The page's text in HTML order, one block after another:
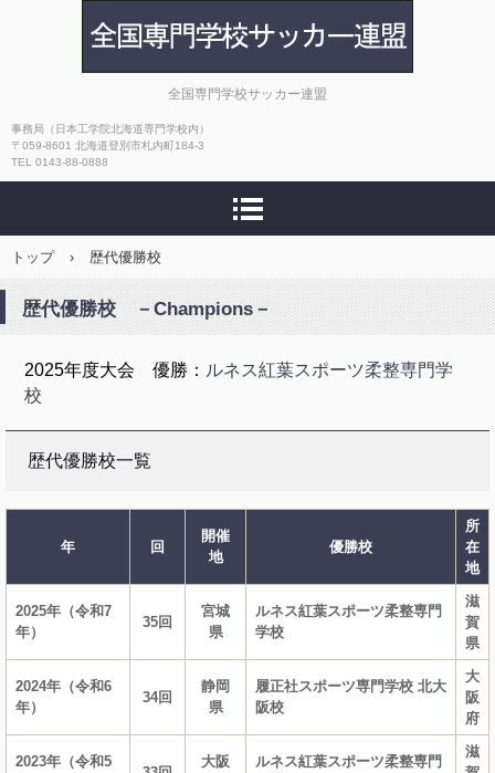
JVFA
全国専門学校サッカー連盟
事務局（日本工学院北海道専門学校内）
〒059-8601 北海道登別市札内町184-3
TEL 0143-88-0888
トップ › 歴代優勝校
歴代優勝校 －Champions－
2025年度大会 優勝： ルネス紅葉スポーツ柔整専門学
校
歴代優勝校一覧
年 回
開催
地
優勝校
所
在
地
2025年（令和7
年）
35回
宮城
県
ルネス紅葉スポーツ柔整専門
学校
滋
賀
県
2024年（令和6
年）
34回
静岡
県
履正社スポーツ専門学校 北大
阪校
大
阪
府
2023年（令和5
大阪
ルネス紅葉スポーツ柔整専門
滋